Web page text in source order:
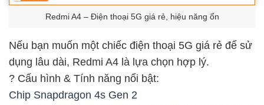
Redmi A4 – Điện thoại 5G giá rẻ, hiệu năng ổn
Nếu bạn muốn một chiếc điện thoại 5G giá rẻ để sử
dụng lâu dài, Redmi A4 là lựa chọn hợp lý.
? Cấu hình & Tính năng nổi bật:
Chip Snapdragon 4s Gen 2